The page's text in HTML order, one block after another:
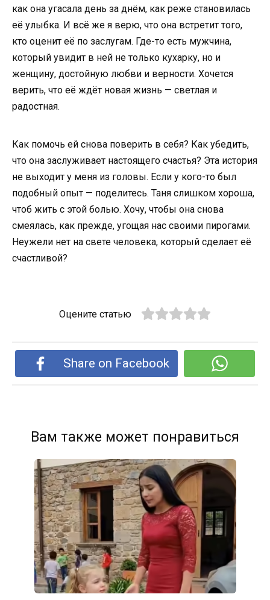
как она угасала день за днём, как реже становилась
её улыбка. И всё же я верю, что она встретит того,
кто оценит её по заслугам. Где-то есть мужчина,
который увидит в ней не только кухарку, но и
женщину, достойную любви и верности. Хочется
верить, что её ждёт новая жизнь — светлая и
радостная.
Как помочь ей снова поверить в себя? Как убедить,
что она заслуживает настоящего счастья? Эта история
не выходит у меня из головы. Если у кого-то был
подобный опыт — поделитесь. Таня слишком хороша,
чтоб жить с этой болью. Хочу, чтобы она снова
смеялась, как прежде, угощая нас своими пирогами.
Неужели нет на свете человека, который сделает её
счастливой?
Оцените статью
Share on Facebook
Вам также может понравиться